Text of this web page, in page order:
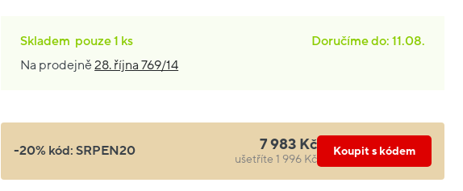
Skladem pouze1 ks
Doručíme do: 11.08.
Na prodejně28. října 769/14
-20% kód:SRPEN20 7 983 Kč
ušetříte 1 996 Kč
Koupit s kódem